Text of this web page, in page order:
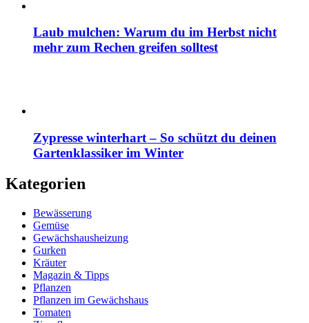
Laub mulchen: Warum du im Herbst nicht
mehr zum Rechen greifen solltest
Zypresse winterhart – So schützt du deinen
Gartenklassiker im Winter
Kategorien
Bewässerung
Gemüse
Gewächshausheizung
Gurken
Kräuter
Magazin & Tipps
Pflanzen
Pflanzen im Gewächshaus
Tomaten